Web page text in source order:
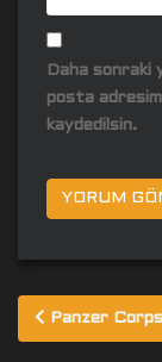
Daha sonraki
posta
kaydedilsin.
Yazı
gezinmesi
Panzer Corps